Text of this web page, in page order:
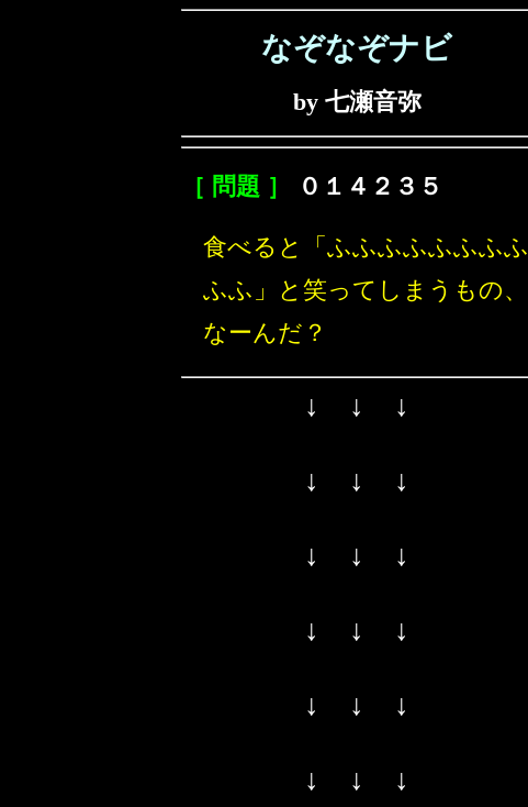
なぞなぞナビ
by 七瀬音弥
［ 問題 ］ ０１４２３５
食べると「ふふふふふふふふ
ふふ」と笑ってしまうもの、
なーんだ？
↓ ↓ ↓
↓ ↓ ↓
↓ ↓ ↓
↓ ↓ ↓
↓ ↓ ↓
↓ ↓ ↓